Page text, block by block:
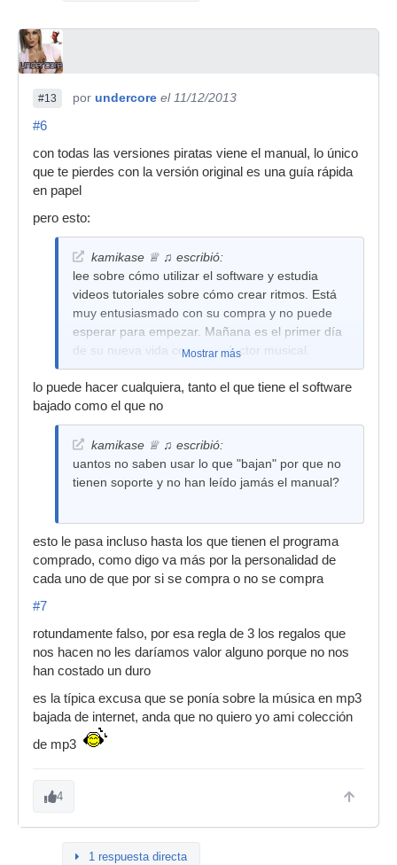
#13 por undercore el 11/12/2013
#6
con todas las versiones piratas viene el manual, lo único
que te pierdes con la versión original es una guía rápida
en papel
pero esto:
kamikase ♕ ♫ escribió:
lee sobre cómo utilizar el software y estudia
videos tutoriales sobre cómo crear ritmos. Está
muy entusiasmado con su compra y no puede
esperar para empezar. Mañana es el primer día
de su nueva vida como productor musical.
de inmediato porque conoce el concepto y el
camino en el software. Su creatividad se desata.
puede perder el control de vez en cuando, pero
debido a que pagó por el software, esta más
decidido a dominarlo.
Mostrar más
lo puede hacer cualquiera, tanto el que tiene el software
bajado como el que no
kamikase ♕ ♫ escribió:
uantos no saben usar lo que "bajan" por que no
tienen soporte y no han leído jamás el manual?
esto le pasa incluso hasta los que tienen el programa
comprado, como digo va más por la personalidad de
cada uno de que por si se compra o no se compra
#7
rotundamente falso, por esa regla de 3 los regalos que
nos hacen no les daríamos valor alguno porque no nos
han costado un duro
es la típica excusa que se ponía sobre la música en mp3
bajada de internet, anda que no quiero yo ami colección
de mp3
4
1 respuesta directa